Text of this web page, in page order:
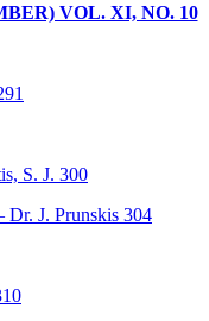
VOL. XI, NO. 10
S. J. 300
J. Prunskis 304